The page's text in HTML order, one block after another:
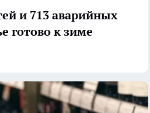
и 713 аварийных
готово к зиме